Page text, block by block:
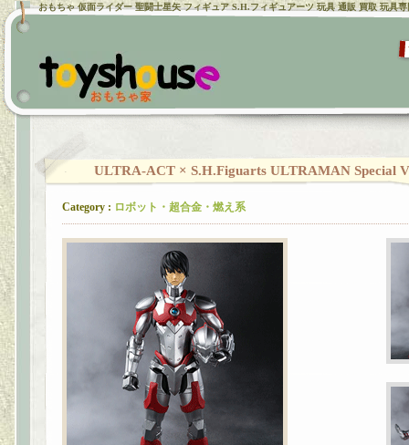
おもちゃ 仮面ライダー 聖闘士星矢 フィギュア S.H.フィギュアーツ 玩具 通販 買取 玩具
ULTRA-ACT × S.H.Figuarts ULTRAMAN Special
Category : ロボット・超合金・燃え系